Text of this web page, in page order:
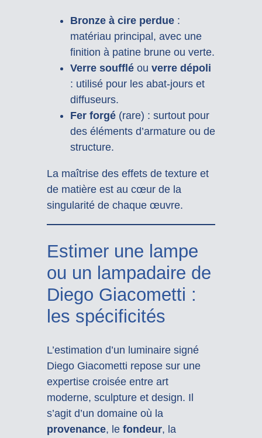
Bronze à cire perdue:
matériau principal, avec une
finition à patine brune ou verte.
Verre souffléou verre dépoli
: utilisé pour les abat-jours et
diffuseurs.
Fer forgé(rare) : surtout pour
des éléments d’armature ou de
structure.
La maîtrise des effets de texture et
de matière est au cœur de la
singularité de chaque œuvre.
Estimer une lampe
ou un lampadaire de
Diego Giacometti :
les spécificités
L’estimation d’un luminaire signé
Diego Giacometti repose sur une
expertise croisée entre art
moderne, sculpture et design. Il
s’agit d’un domaine où la
provenance, le fondeur, la